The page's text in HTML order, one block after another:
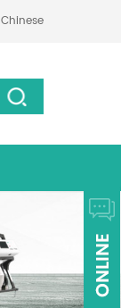
Chinese